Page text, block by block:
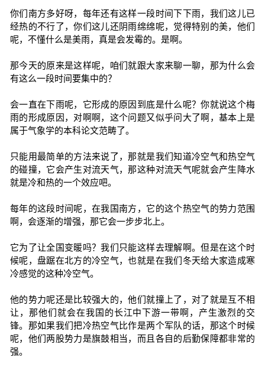
你们南方多好呀，每年还有这样一段时间下下雨，我们这儿已
经热的不行了，你们这儿还阴雨绵绵呢，觉得特别的美，他们
呢，不懂什么是美雨，真是会发霉的。是啊。
那今天的原来是这样呢，咱们就跟大家来聊一聊，那为什么会
有这么一段时间要集中的？
会一直在下雨呢，它形成的原因到底是什么呢？你就说这个梅
雨的形成原因，对啊啊，这个问题又似乎问大了啊，基本上是
属于气象学的本科论文范畴了。
只能用最简单的方法来说了，那就是我们知道冷空气和热空气
的碰撞，它会产生对流天气，那这种对流天气呢就会产生降水
就是冷和热的一个效应吧。
每年的这段时间呢，在我国南方，它的这个热空气的势力范围
啊，会逐渐的增强，那它会一步步北上。
它为了让全国变暖吗？我们只能这样去理解啊。但是在这个时
候呢，盘踞在北方的冷空气，也就是在我们冬天给大家造成寒
冷感觉的这种冷空气。
他的势力呢还是比较强大的，他们就撞上了，对了就是互不相
让，那他们就会在我国的长江中下游一带啊，产生激烈的交
锋。那如果我们把冷热空气比作是两个军队的话，那这个时候
呢，他们两股势力是旗鼓相当，而且各自的后勤保障都非常的
强。